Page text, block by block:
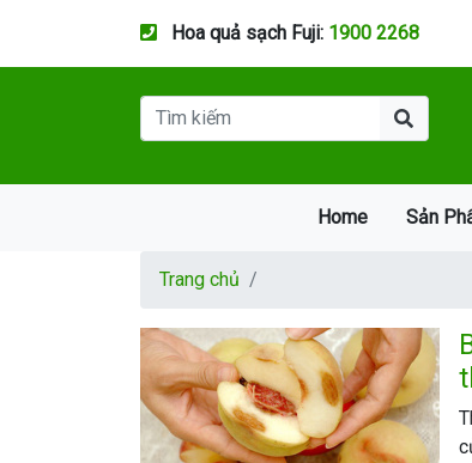
Hoa quả sạch Fuji: 1900 2268
Home Sản
Trang chủ